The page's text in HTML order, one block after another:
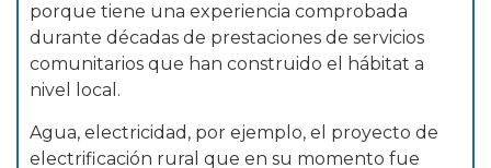
porque tiene una experiencia comprobada
durante décadas de prestaciones de servicios
comunitarios que han construido el hábitat a
nivel local.
Agua, electricidad, por ejemplo, el proyecto de
electrificación rural que en su momento fue